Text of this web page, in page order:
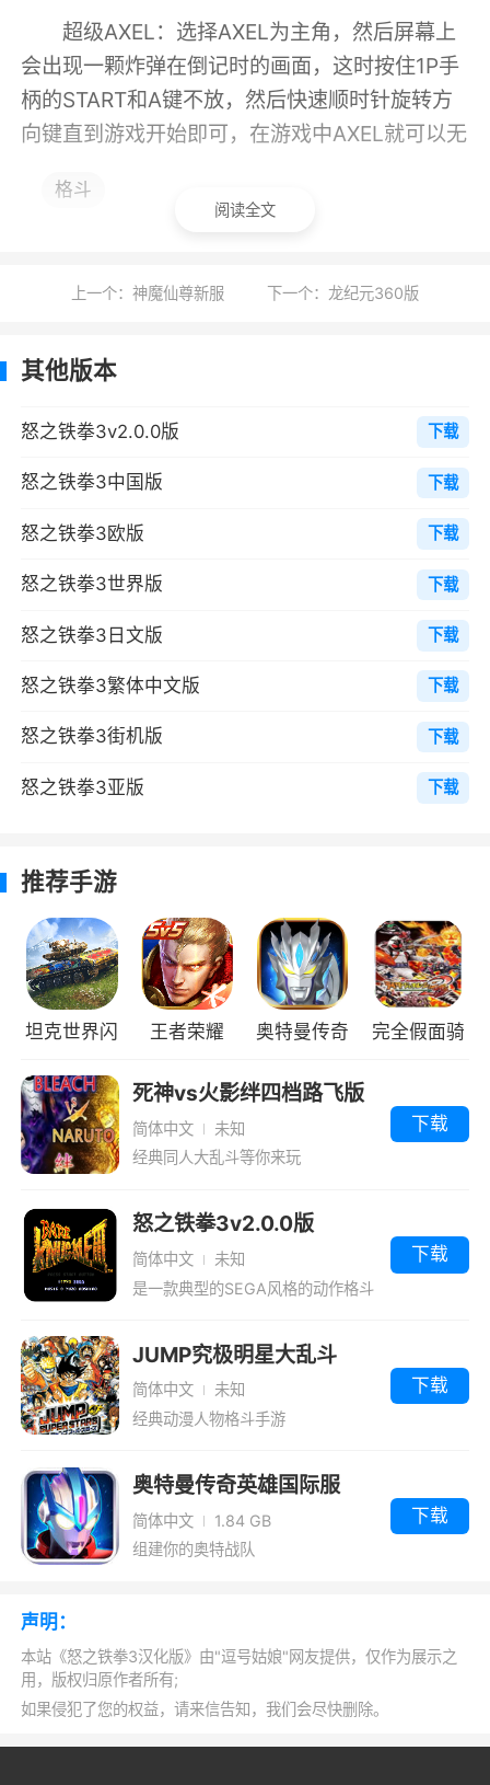
超级AXEL：选择AXEL为主角，然后屏幕上
会出现一颗炸弹在倒记时的画面，这时按住1P手
柄的START和A键不放，然后快速顺时针旋转方
向键直到游戏开始即可，在游戏中AXEL就可以无
2、紧张而独特的游戏战斗感可玩性非常高
是用了动作捕捉一样，流畅的让人难以相信这是
一个16位主机上的游戏
4、游戏的声音也采用了当时的新技术来处
理，声音更加浑厚有力。肉体接触、金属碰撞等
各种拟声恰到好处，人语方面也不再是以前那简
单的“哎”“啊”声了
5、BGM音乐还是那样优秀，集前两作的精
华于一身，音质也是同期游戏中比较出色，新加
入的混音效果使游戏整体提高了一个层档次
6、不管是室内场景还是室外场景、不管是
小编评价
1、这是当年非常经典的游戏《怒之铁拳3》
超强的打斗效果，精彩的出招效果，强烈推荐。
1994年的SEGA-MD，即将被次时代所取代而，
发游戏
2、怒之铁拳3是一款非常经典的街机动作类
单机游戏，这款游戏不仅有着多名角色供你选
择，而且它的故事性和游戏的操作性都是非常出
色的，虽然这款游戏年代久远，但是却丝毫不会
磨灭玩家们对于这款游戏的热情
这款游戏是《怒之铁拳》的第三代作品，游戏的
质量非常之高，不论是打击感还是场景人物细节
都是动作游戏的上乘之作，全新的动作设计，新
技术处理的优质配乐都让玩家沉迷，现在就来下
载体验一下吧，这是你不容错过的游戏
4、怒之铁拳3七人版是一款可以最新选择7
高，在游戏里你除了七个游戏角色外，游戏还有
其他3个隐藏人物可供你进行选择。感兴趣的玩
家朋友快来体验吧
5、怒之铁拳3是一款典型的SEGA风格的动
格斗
阅读全文
上一个：神魔仙尊新服 下一个：龙纪元360版
其他版本
怒之铁拳3v2.0.0版 下载
怒之铁拳3中国版 下载
怒之铁拳3欧版 下载
怒之铁拳3世界版 下载
怒之铁拳3日文版 下载
怒之铁拳3繁体中文版 下载
怒之铁拳3街机版 下载
怒之铁拳3亚版 下载
推荐手游
坦克世界闪
击战国际服
王者荣耀
奥特曼传奇
完全假面骑
2(隐藏人物)
死神vs火影绊四档路飞版
简体中文
未知
经典同人大乱斗等你来玩
下载
怒之铁拳3v2.0.0版
简体中文
未知
是一款典型的SEGA风格的动作格斗
下载
JUMP究极明星大乱斗
简体中文
未知
经典动漫人物格斗手游
下载
奥特曼传奇英雄国际服
简体中文
1.84 GB
组建你的奥特战队
下载
声明：
本站《怒之铁拳3汉化版》由"逗号姑娘"网友提供，仅作为展示之
用，版权归原作者所有;
如果侵犯了您的权益，请来信告知，我们会尽快删除。